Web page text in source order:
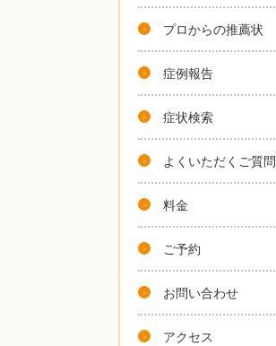
プロからの推薦状
症例報告
症状検索
よくいただくご質問
料金
ご予約
お問い合わせ
アクセス